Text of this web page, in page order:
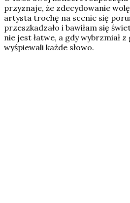
przyznaje, że zdecydowanie
artysta trochę na scenie się
przeszkadzało i bawiłam się
nie jest łatwe, a gdy wybrzmiał
wyśpiewali każde słowo.